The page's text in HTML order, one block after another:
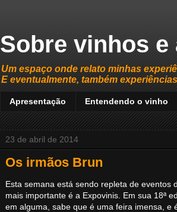
Sobre vinhos e
Um espaço onde relato minhas
E eventualmente, também
Apresentação Entendendo o vinho
23 de abril de 2014
Os irmãos Brun
Esta semana está sendo repleta de eventos
mais importante é a Expovinis. Em sua 18ª
em alguma, sabe que é uma feira imensa, e